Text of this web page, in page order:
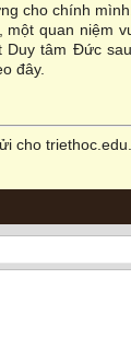
cho chính
quan niệm
tâm Đức
đây.
cho